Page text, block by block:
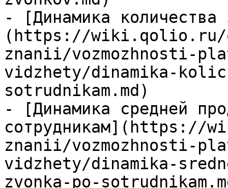
- [Динамика количества
(https://wiki.qolio.ru/
znanii/vozmozhnosti-
vidzhety/dinamika-
sotrudnikam.md)
- [Динамика средней
znanii/vozmozhnosti-
vidzhety/dinamika-
zvonka-po-